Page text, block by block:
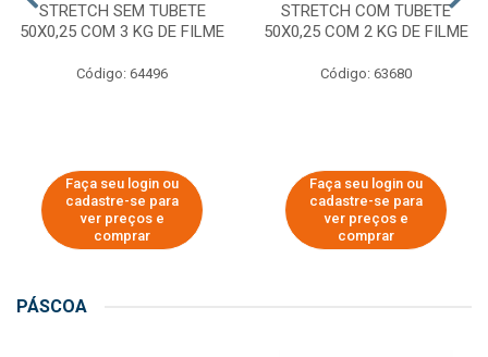
STRETCH SEM TUBETE
50X0,25 COM 3 KG DE FILME
Código: 64496
Faça seu login ou
cadastre-se para
ver preços e
comprar
STRETCH COM TUBETE
50X0,25 COM 2 KG DE FILME
Código: 63680
Faça seu login ou
cadastre-se para
ver preços e
comprar
PÁSCOA